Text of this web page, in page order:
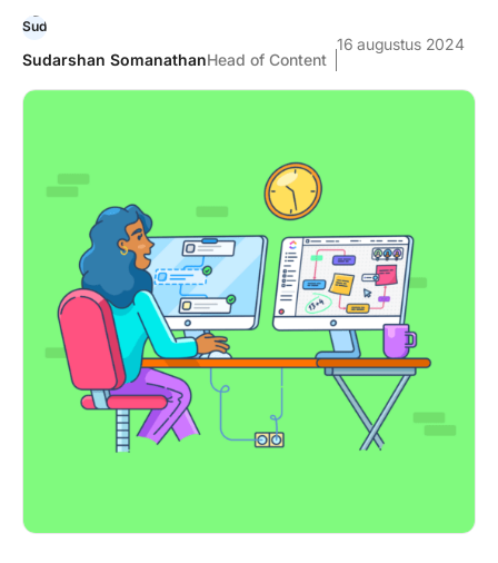
Sudarshan SomanathanHead of Content
16 augustus 2024